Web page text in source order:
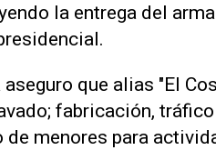
la entrega del
que alias "El
fabricación,
de menores para